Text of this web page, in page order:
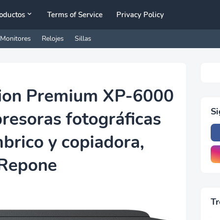
Terms of Service Privacy Policy
Monitores Relojes Sillas
Premium XP-6000
fotográficas
y copiadora,